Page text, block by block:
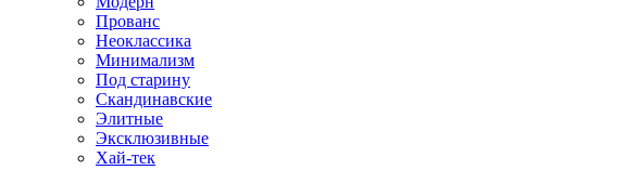
Прованс
Неоклассика
Минимализм
Под старину
Скандинавские
Элитные
Эксклюзивные
Хай-тек